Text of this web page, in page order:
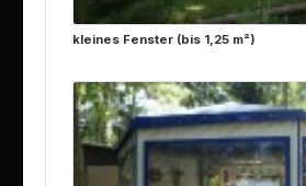
kleines Fenster (bis 1,25 m²)